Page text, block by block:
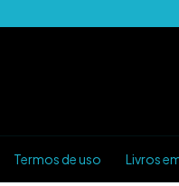
Termos de uso Livros